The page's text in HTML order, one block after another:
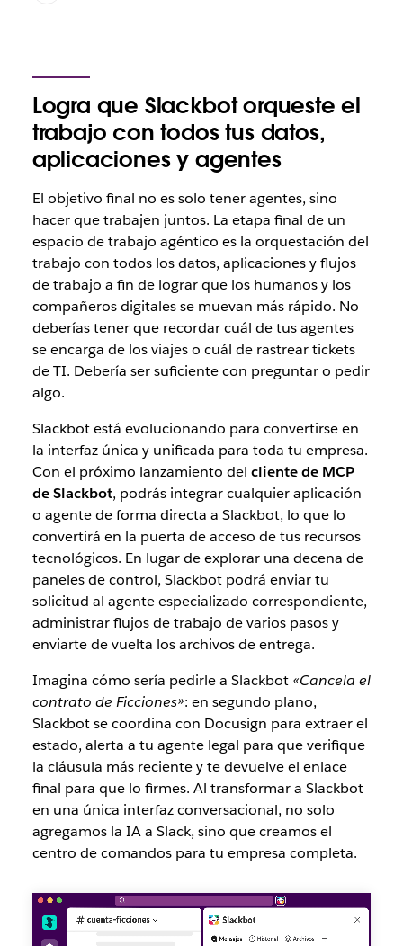
Logra que Slackbot orqueste el
trabajo con todos tus datos,
aplicaciones y agentes
El objetivo final no es solo tener agentes, sino
hacer que trabajen juntos. La etapa final de un
espacio de trabajo agéntico es la orquestación del
trabajo con todos los datos, aplicaciones y flujos
de trabajo a fin de lograr que los humanos y los
compañeros digitales se muevan más rápido. No
deberías tener que recordar cuál de tus agentes
se encarga de los viajes o cuál de rastrear tickets
de TI. Debería ser suficiente con preguntar o pedir
algo.
Slackbot está evolucionando para convertirse en
la interfaz única y unificada para toda tu empresa.
Con el próximo lanzamiento del cliente de MCP
de Slackbot, podrás integrar cualquier aplicación
o agente de forma directa a Slackbot, lo que lo
convertirá en la puerta de acceso de tus recursos
tecnológicos. En lugar de explorar una decena de
paneles de control, Slackbot podrá enviar tu
solicitud al agente especializado correspondiente,
administrar flujos de trabajo de varios pasos y
enviarte de vuelta los archivos de entrega.
Imagina cómo sería pedirle a Slackbot «Cancela el
contrato de Ficciones»: en segundo plano,
Slackbot se coordina con Docusign para extraer el
estado, alerta a tu agente legal para que verifique
la cláusula más reciente y te devuelve el enlace
final para que lo firmes. Al transformar a Slackbot
en una única interfaz conversacional, no solo
agregamos la IA a Slack, sino que creamos el
centro de comandos para tu empresa completa.